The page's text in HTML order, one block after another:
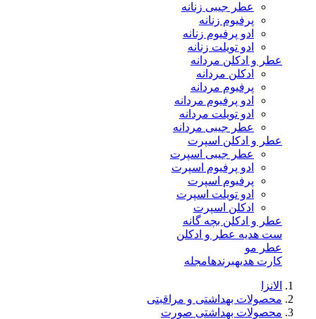
عطر جیبی زنانه
پرفیوم زنانه
ادو پرفیوم زنانه
ادو تویلت زنانه
عطر و ادکلن مردانه
ادکلن مردانه
پرفیوم مردانه
ادو پرفیوم مردانه
ادو تویلت مردانه
عطر جیبی مردانه
عطر و ادکلن اسپرت
عطر جیبی اسپرت
ادو پرفیوم اسپرت
پرفیوم اسپرت
ادو تویلت اسپرت
ادکلن اسپرت
عطر و ادکلن بچه گانه
ست هدیه عطر و ادکلن
عطر مو
کارت هدیهبرندهامجله
الانزا
محصولات بهداشتی و مراقبتی
محصولات بهداشتی صورت